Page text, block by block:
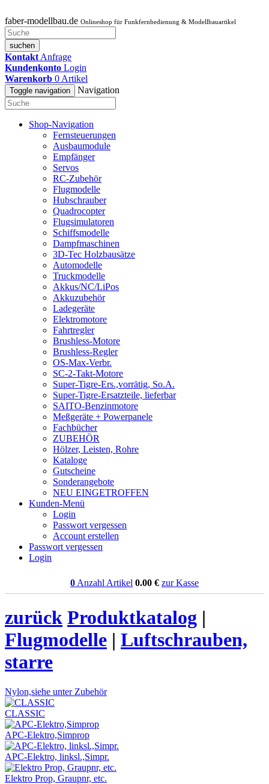
faber-modellbau.de Onlineshop für Funkfernbedienung & Modellbauartikel
suchen
Kontakt Anfrage
Kundenkonto Login
Warenkorb 0 Artikel
Toggle navigation Navigation
Shop-Navigation
Fernsteuerungen
Ausbaumodule
Empfänger
Servos
RC-Zubehör
Flugmodelle
Hubschrauber
Quadrocopter
Flugsimulatoren
Schiffsmodelle
Dampfmaschinen
3D-Tec Holzbausätze
Automodelle
Truckmodelle
Akkus/NC/LiPos
Akkuzubehör
Ladegeräte
Elektromotore
Fahrtregler
Brushless-Motore
Brushless-Regler
OS-Max-Verbr.
SC-2-Takt-Motore
Super-Tigre-Ers.,vorrätig, So.A.
Super-Tigre-Ersatzteile, lieferbar
SAITO-Benzinmotore
Meßgeräte + Powerpanele
Fachbücher
ZUBEHÖR
Hölzer, Leisten, Rohre
Kataloge
Gutscheine
Sonderangebote
NEU EINGETROFFEN
Kunden-Menü
Login
Passwort vergessen
Account erstellen
Passwort vergessen
Login
0 Anzahl Artikel 0.00 € zur Kasse
zurück Produktkatalog |
Flugmodelle | Luftschrauben,
starre
Nylon,siehe unter Zubehör
CLASSIC
APC-Elektro,Simprop
APC-Elektro, linksl.,Simpr.
Elektro Prop, Graupnr, etc.